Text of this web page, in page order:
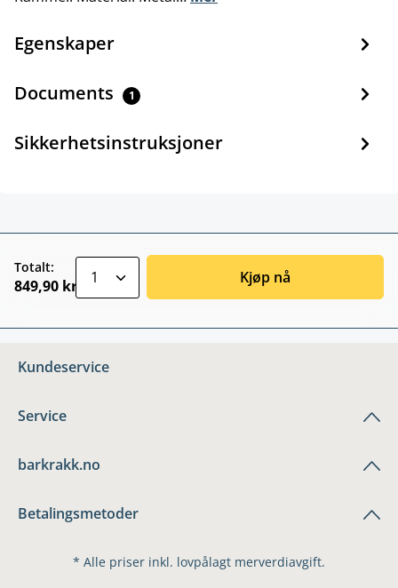
Egenskaper
Documents 1
Sikkerhetsinstruksjoner
Totalt:
849,90 kr Kjøp nå
Kundeservice
Service
barkrakk.no
Betalingsmetoder
* Alle priser inkl. lovpålagt merverdiavgift.